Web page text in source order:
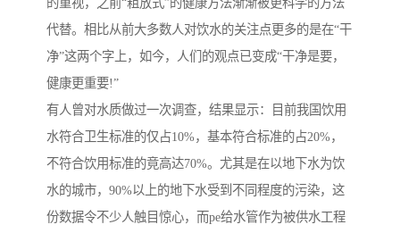
代替。相比从前大多数人对饮水的关注点更多的是在“干
净”这两个字上，如今，人们的观点已变成“干净是要，
健康更重要!”
有人曾对水质做过一次调查，结果显示：目前我国饮用
水符合卫生标准的仅占10%，基本符合标准的占20%，
不符合饮用标准的竟高达70%。尤其是在以地下水为饮
水的城市，90%以上的地下水受到不同程度的污染，这
份数据令不少人触目惊心，而pe给水管作为被供水工程